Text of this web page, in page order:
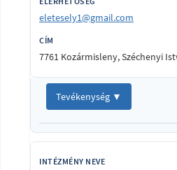
eletesely1@gmail.com
7761 Kozármisleny, Széchenyi
Tevékenység ▼